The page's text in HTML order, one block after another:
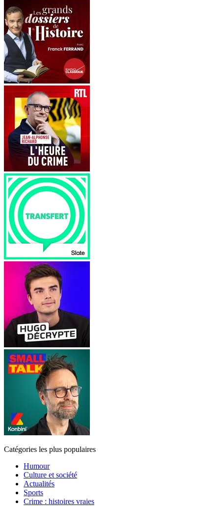
Catégories les plus populaires
Humour
Culture et société
Actualités
Sports
Crime : histoires vraies